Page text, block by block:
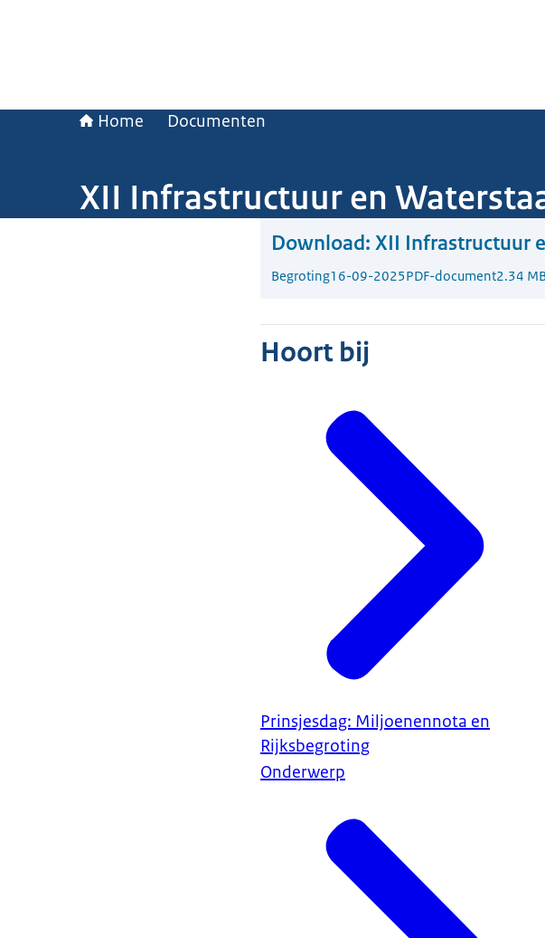
Home Documenten
XII Infrastructuur en
Download: XII Infrastructuur
Begroting16-09-2025PDF-document2.34
Hoort bij
Prinsjesdag: Miljoenennota en
Rijksbegroting
Onderwerp